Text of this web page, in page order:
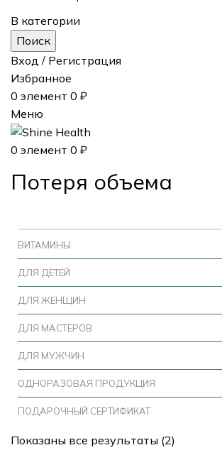
В категории
Поиск
Вход / Регистрация
Избранное
0 элемент 0 ₽
Меню
0 элемент 0 ₽
Потеря объема
ВИТАМИНЫ
ДЛЯ ДЕТЕЙ
ДЛЯ ЖЕНЩИН
ДЛЯ МАСТЕРОВ
ДЛЯ МУЖЧИН
ОДНОРАЗОВАЯ ПРОДУКЦИЯ
ПОДАРОЧНЫЙ СЕРТИФИКАТ
Показаны все результаты (2)